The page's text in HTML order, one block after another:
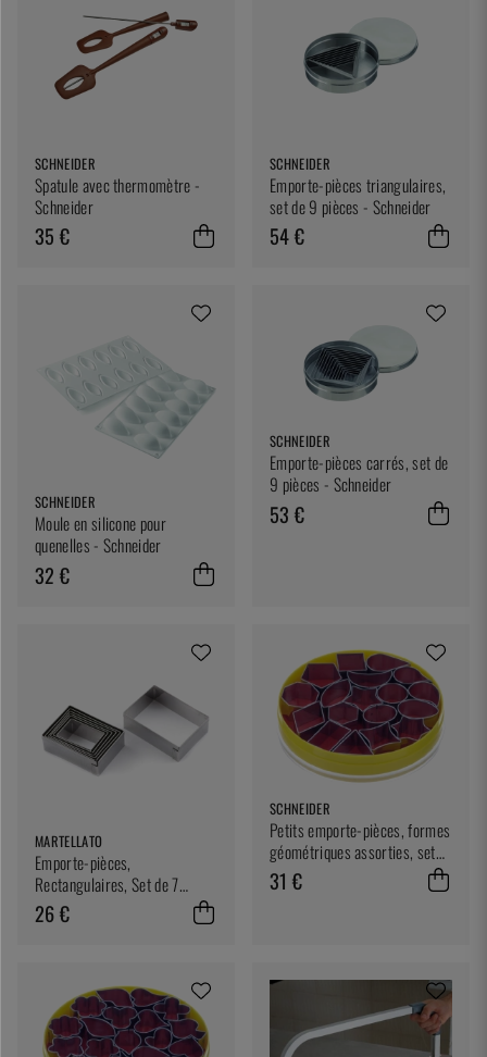
SCHNEIDER
Spatule avec thermomètre -
Schneider
35 €
SCHNEIDER
Emporte-pièces triangulaires,
set de 9 pièces - Schneider
54 €
SCHNEIDER
Moule en silicone pour
quenelles - Schneider
32 €
SCHNEIDER
Emporte-pièces carrés, set de
9 pièces - Schneider
53 €
MARTELLATO
Emporte-pièces,
Rectangulaires, Set de 7
tailles - Martellato
26 €
SCHNEIDER
Petits emporte-pièces, formes
géométriques assorties, set
de 18 pièces - Schneider
31 €